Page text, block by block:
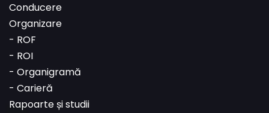
Conducere
Organizare
- ROF
- ROI
- Organigramă
- Carieră
Rapoarte și studii